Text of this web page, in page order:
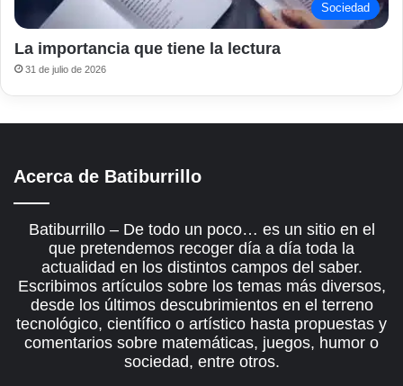
Sociedad
La importancia que tiene la lectura
31 de julio de 2026
Acerca de Batiburrillo
Batiburrillo – De todo un poco… es un sitio en el
que pretendemos recoger día a día toda la
actualidad en los distintos campos del saber.
Escribimos artículos sobre los temas más diversos,
desde los últimos descubrimientos en el terreno
tecnológico, científico o artístico hasta propuestas y
comentarios sobre matemáticas, juegos, humor o
sociedad, entre otros.